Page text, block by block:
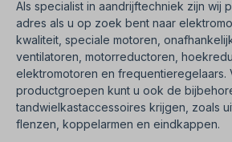
Als specialist in aandrijftechniek zijn wij
adres als u op zoek bent naar
kwaliteit, speciale motoren,
ventilatoren, motorreductoren,
elektromotoren en frequentieregelaars.
productgroepen kunt u ook de
tandwielkastaccessoires krijgen, zoals
flenzen, koppelarmen en eindkappen.